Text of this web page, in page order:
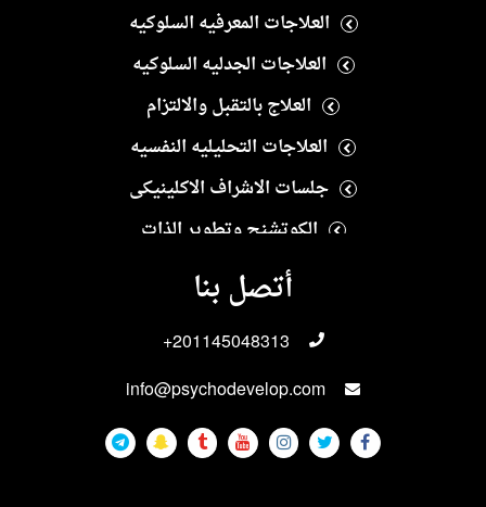
العلاجات المعرفيه السلوكيه
العلاجات الجدليه السلوكيه
العلاج بالتقبل والالتزام
العلاجات التحليليه النفسيه
جلسات الاشراف الاكلينيكى
الكوتشنج وتطوير الذات
العلاج النفسى الايجابى
العلاجات الانسانيه
العلاجات الاسريه والزوجيه
الاختبارات والمقاييس النفسيه
علاجات الادمان
أتصل بنا
+201145048313
info@psychodevelop.com